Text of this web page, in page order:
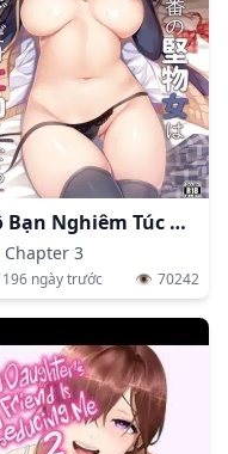
Cô Bạn Nghiêm Túc Nhất Lớp Lại Lộ Ra Vẻ Mặt Dâm Đãng Trước Mặt Tôi.
Chapter 3
196 ngày trước 👁️ 70242